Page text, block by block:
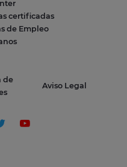
certificadas
de Empleo
de
Aviso Legal